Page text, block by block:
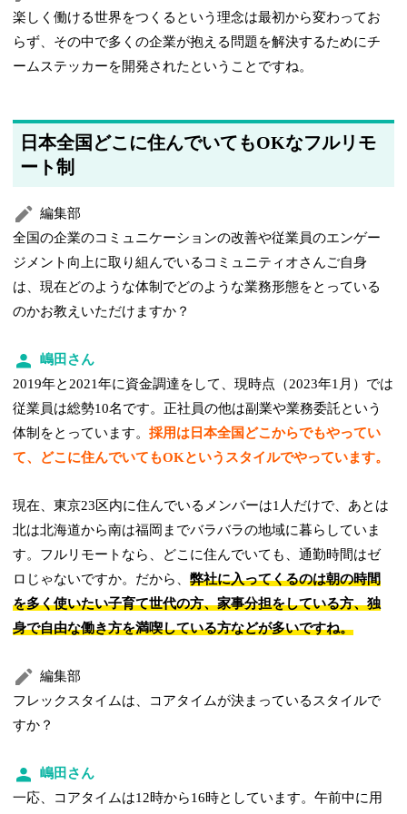
楽しく働ける世界をつくるという理念は最初から変わってお
らず、その中で多くの企業が抱える問題を解決するためにチ
ームステッカーを開発されたということですね。
日本全国どこに住んでいてもOKなフルリモ
ート制
編集部
全国の企業のコミュニケーションの改善や従業員のエンゲー
ジメント向上に取り組んでいるコミュニティオさんご自身
は、現在どのような体制でどのような業務形態をとっている
のかお教えいただけますか？
嶋田さん
2019年と2021年に資金調達をして、現時点（2023年1月）では
従業員は総勢10名です。正社員の他は副業や業務委託という
体制をとっています。採用は日本全国どこからでもやってい
て、どこに住んでいてもOKというスタイルでやっています。
現在、東京23区内に住んでいるメンバーは1人だけで、あとは
北は北海道から南は福岡までバラバラの地域に暮らしていま
す。フルリモートなら、どこに住んでいても、通勤時間はゼ
ロじゃないですか。だから、弊社に入ってくるのは朝の時間
を多く使いたい子育て世代の方、家事分担をしている方、独
身で自由な働き方を満喫している方などが多いですね。
編集部
フレックスタイムは、コアタイムが決まっているスタイルで
すか？
嶋田さん
一応、コアタイムは12時から16時としています。午前中に用